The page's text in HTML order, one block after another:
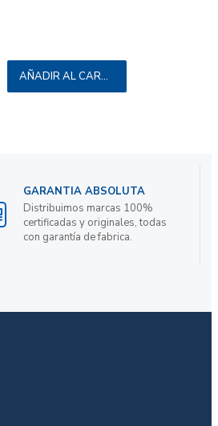
AÑADIR AL CARRITO
GARANTIA ABSOLUTA
Distribuimos marcas 100%
certificadas y originales, todas
con garantía de fabrica.